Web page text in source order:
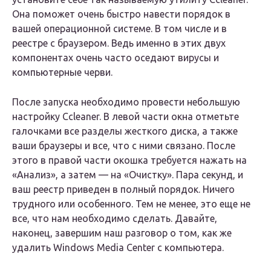
Она поможет очень быстро навести порядок в
вашей операционной системе. В том числе и в
реестре с браузером. Ведь именно в этих двух
компонентах очень часто оседают вирусы и
компьютерные черви.
После запуска необходимо провести небольшую
настройку Ccleaner. В левой части окна отметьте
галочками все разделы жесткого диска, а также
ваши браузеры и все, что с ними связано. После
этого в правой части окошка требуется нажать на
«Анализ», а затем — на «Очистку». Пара секунд, и
ваш реестр приведен в полный порядок. Ничего
трудного или особенного. Тем не менее, это еще не
все, что нам необходимо сделать. Давайте,
наконец, завершим наш разговор о том, как же
удалить Windows Media Center с компьютера.